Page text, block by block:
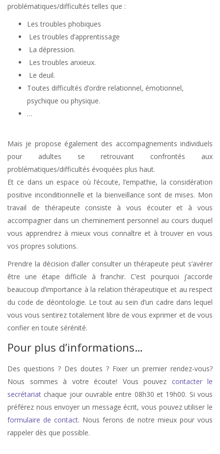
problématiques/difficultés telles que :
Les troubles phobiques
Les troubles d’apprentissage
La dépression.
Les troubles anxieux.
Le deuil.
Toutes difficultés d’ordre relationnel, émotionnel,
psychique ou physique.
…
Mais je propose également des accompagnements individuels
pour adultes se retrouvant confrontés aux
problématiques/difficultés évoquées plus haut.
Et ce dans un espace où l’écoute, l’empathie, la considération
positive inconditionnelle et la bienveillance sont de mises. Mon
travail de thérapeute consiste à vous écouter et à vous
accompagner dans un cheminement personnel au cours duquel
vous apprendrez à mieux vous connaître et à trouver en vous
vos propres solutions.
Prendre la décision d’aller consulter un thérapeute peut s’avérer
être une étape difficile à franchir. C’est pourquoi j’accorde
beaucoup d’importance à la relation thérapeutique et au respect
du code de déontologie. Le tout au sein d’un cadre dans lequel
vous vous sentirez totalement libre de vous exprimer et de vous
confier en toute sérénité.
Pour plus d’informations…
Des questions ? Des doutes ? Fixer un premier rendez-vous?
Nous sommes à votre écoute! Vous pouvez contacter le
secrétariat chaque jour ouvrable entre 08h30 et 19h00. Si vous
préférez nous envoyer un message écrit, vous pouvez utiliser le
formulaire de contact. Nous ferons de notre mieux pour vous
rappeler dès que possible.